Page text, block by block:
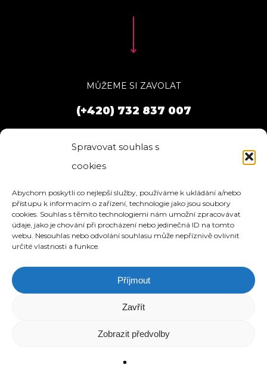
Spravovat souhlas s
cookies
Abychom poskytli co nejlepší služby, používáme k ukládání a/nebo
přístupu k informacím o zařízení, technologie jako jsou soubory
cookies. Souhlas s těmito technologiemi nám umožní zpracovávat
údaje, jako je chování při procházení nebo jedinečná ID na tomto
webu. Nesouhlas nebo odvolání souhlasu může nepříznivě ovlivnit
určité vlastnosti a funkce.
Příjmout
Zavřít
Zobrazit předvolby
MŮŽEME SI ZAVOLAT
(+420) 732 837 007
O NÁS
BLOG NÁVODY
© 2026 eStation.cz | Tvorba www stránek.